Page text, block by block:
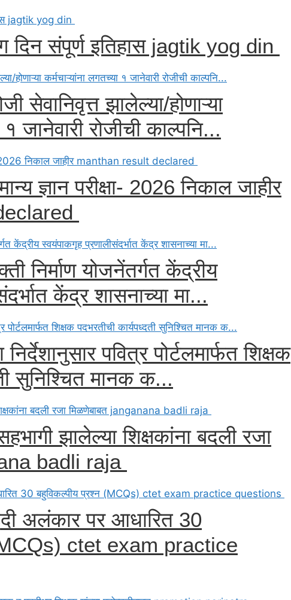
दिन संपूर्ण इतिहास jagtik yog din
सेवानिवृत्त झालेल्या/होणाऱ्या
जानेवारी रोजीची काल्पनि...
ज्ञान परीक्षा- 2026 निकाल जाहीर
निर्माण योजनेंतर्गत केंद्रीय
केंद्र शासनाच्या मा...
पवित्र पोर्टलमार्फत शिक्षक
सुनिश्चित मानक क...
झालेल्या शिक्षकांना बदली रजा
badli raja
अलंकार पर आधारित 30
ctet exam practice